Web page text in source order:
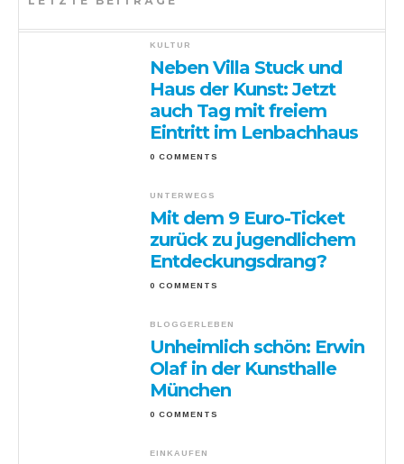
KULTUR
Neben Villa Stuck und
Haus der Kunst: Jetzt
auch Tag mit freiem
Eintritt im Lenbachhaus
0 COMMENTS
UNTERWEGS
Mit dem 9 Euro-Ticket
zurück zu jugendlichem
Entdeckungsdrang?
0 COMMENTS
BLOGGERLEBEN
Unheimlich schön: Erwin
Olaf in der Kunsthalle
München
0 COMMENTS
EINKAUFEN